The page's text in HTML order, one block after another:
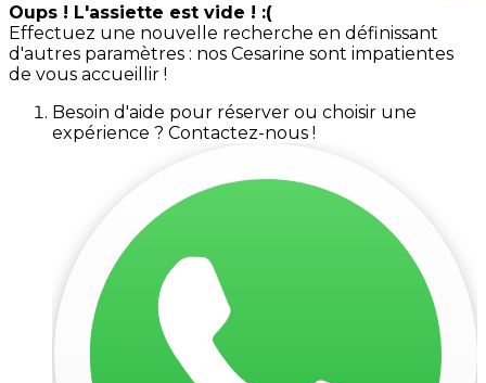
Oups ! L'assiette est vide ! :(
Effectuez une nouvelle recherche en définissant
d'autres paramètres : nos Cesarine sont impatientes
de vous accueillir !
Besoin d'aide pour réserver ou choisir une
expérience ? Contactez-nous !